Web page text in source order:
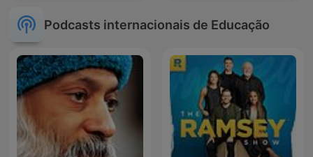
Podcasts internacionais de Educação